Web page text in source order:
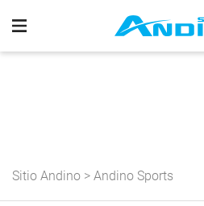
Sitio Andino > Andino Sports